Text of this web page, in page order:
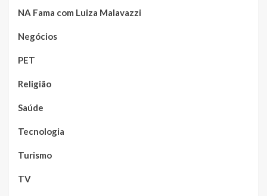
NA Fama com Luiza Malavazzi
Negócios
PET
Religião
Saúde
Tecnologia
Turismo
TV